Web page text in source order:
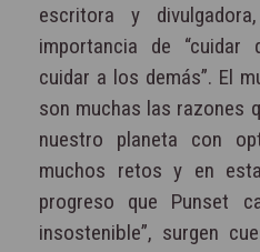
escritora y
importancia de “cuidar
cuidar a los demás”. El
son muchas las razones
nuestro planeta con
muchos retos y en
progreso que Punset
insostenible”, surgen